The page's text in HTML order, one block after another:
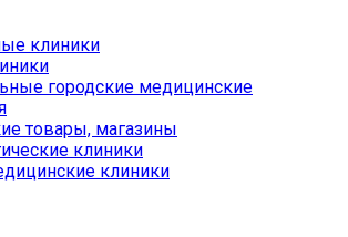
клиники
городские медицинские
товары, магазины
клиники
клиники